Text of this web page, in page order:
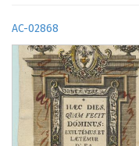
AC-02868